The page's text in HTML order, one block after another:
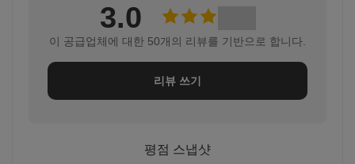
3.0
이 공급업체에 대한 50개의 리뷰를 기반으로 합니다.
리뷰 쓰기
평점 스냅샷